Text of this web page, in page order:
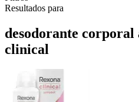
Resultados para
desodorante corporal
clinical